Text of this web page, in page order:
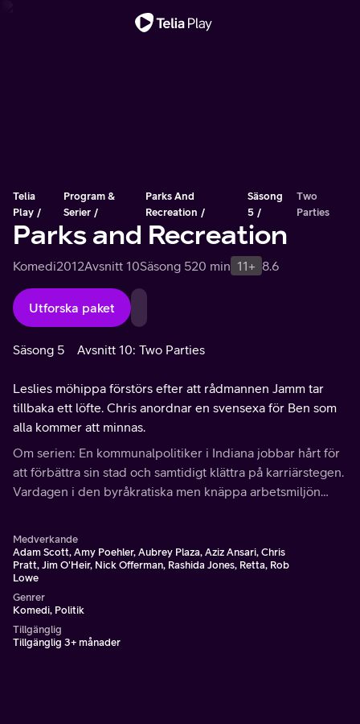
Telia
Play
Program &
Serier
Parks And
Recreation
Säsong
5
Two
Parties
Parks and Recreation
Komedi2012Avsnitt 10Säsong 520 min 11+ 8.6
Utforska paket
Säsong 5 Avsnitt 10: Two Parties
Leslies möhippa förstörs efter att rådmannen Jamm tar
tillbaka ett löfte. Chris anordnar en svensexa för Ben som
alla kommer att minnas.
Om serien: En kommunalpolitiker i Indiana jobbar hårt för
att förbättra sin stad och samtidigt klättra på karriärstegen.
Vardagen i den byråkratiska men knäppa arbetsmiljön
Medverkande
Adam Scott, Amy Poehler, Aubrey Plaza, Aziz Ansari, Chris
Pratt, Jim O'Heir, Nick Offerman, Rashida Jones, Retta, Rob
Lowe
Genrer
Komedi, Politik
Tillgänglig
Tillgänglig 3+ månader